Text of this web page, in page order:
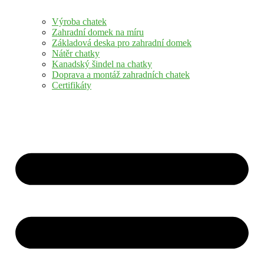
Výroba chatek
Zahradní domek na míru
Základová deska pro zahradní domek
Nátěr chatky
Kanadský šindel na chatky
Doprava a montáž zahradních chatek
Certifikáty